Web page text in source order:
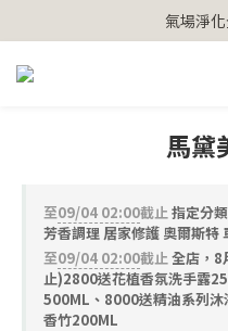
【官網獨家】首次消費 不
氣場淨
【官網獨家】首次消費 不
馬黛
至09/04 02:00截止指定分
芳香調理 居家修護 奧爾斯特
至09/04 02:00截止全店，8
止)2800送花植香氛洗手露
500ML、8000送精油系列
香竹200ML